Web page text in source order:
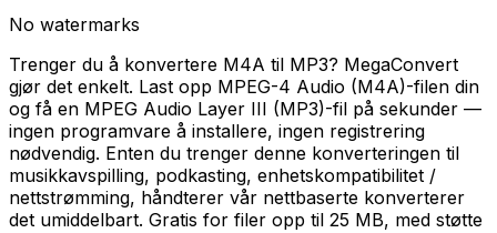
No watermarks
Trenger du å konvertere M4A til MP3? MegaConvert
gjør det enkelt. Last opp MPEG-4 Audio (M4A)-filen din
og få en MPEG Audio Layer III (MP3)-fil på sekunder —
ingen programvare å installere, ingen registrering
nødvendig. Enten du trenger denne konverteringen til
musikkavspilling, podkasting, enhetskompatibilitet /
nettstrømming, håndterer vår nettbaserte konverterer
det umiddelbart. Gratis for filer opp til 25 MB, med støtte